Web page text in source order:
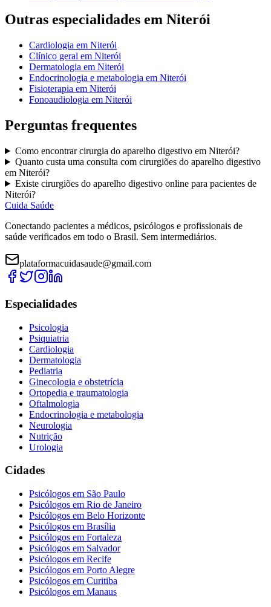
Outras especialidades em Niterói
Cardiologia em Niterói
Clínico geral em Niterói
Dermatologia em Niterói
Endocrinologia e metabologia em Niterói
Fisioterapia em Niterói
Fonoaudiologia em Niterói
Perguntas frequentes
Como encontrarcirurgia do aparelho digestivoem Niterói?
Quanto custa uma consulta com cirurgiões do aparelho digestivo
em Niterói?
Existe cirurgiões do aparelho digestivoonline para pacientes de
Niterói?
Cuida Saúde
Conectando pacientes a médicos, psicólogos e profissionais de
saúde verificados em todo o Brasil. Sem intermediários.
plataformacuidasaude@gmail.com
Especialidades
Psicologia
Psiquiatria
Cardiologia
Dermatologia
Pediatria
Ginecologia e obstetrícia
Ortopedia e traumatologia
Oftalmologia
Endocrinologia e metabologia
Neurologia
Nutrição
Urologia
Cidades
Psicólogos em São Paulo
Psicólogos em Rio de Janeiro
Psicólogos em Belo Horizonte
Psicólogos em Brasília
Psicólogos em Fortaleza
Psicólogos em Salvador
Psicólogos em Recife
Psicólogos em Porto Alegre
Psicólogos em Curitiba
Psicólogos em Manaus